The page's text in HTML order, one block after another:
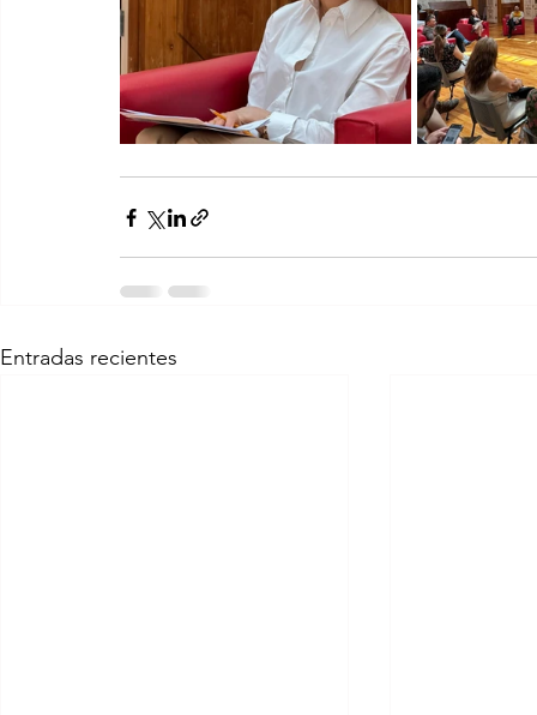
Entradas recientes